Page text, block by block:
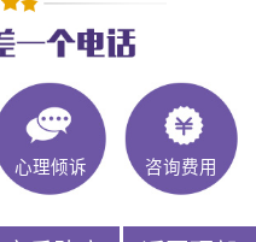
心理倾诉 咨询费用